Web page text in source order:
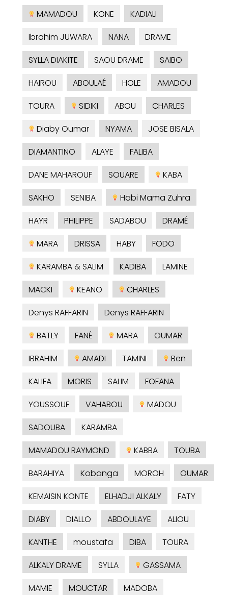
MAMADOU
KONE
KADIALI
Ibrahim JUWARA
NANA
DRAME
SYLLA DIAKITE
SAOU DRAME
SAIBO
HAIROU
ABOULAÉ HOLE
AMADOU
TOURA
SIDIKI ABOU
CHARLES
Diaby Oumar
NYAMA
JOSE BISALA
DIAMANTINO
ALAYE
FALIBA
DANE MAHAROUF
SOUARE
KABA
SAKHO
SENIBA
Habi Mama Zuhra
HAYR
PHILIPPE SADABOU
DRAMÉ
MARA
DRISSA HABY
FODO
KARAMBA & SALIM
KADIBA
LAMINE
MACKI
KEANO
CHARLES
Denys RAFFARIN
Denys RAFFARIN
BATLY
FANÉ MARA
OUMAR
IBRAHIM
AMADI TAMINI
Ben
KALIFA
MORIS SALIM
FOFANA
YOUSSOUF
VAHABOU
MADOU
SADOUBA
KARAMBA
MAMADOU RAYMOND
KABBA
TOUBA
BARAHIYA
Kobanga MOROH
OUMAR
KEMAISIN KONTE
ELHADJI ALKALY
FATY
DIABY
DIALLO ABDOULAYE
ALIOU
KANTHE
moustafa DIBA
TOURA
ALKALY DRAME
SYLLA
GASSAMA
MAMIE
MOUCTAR MADOBA